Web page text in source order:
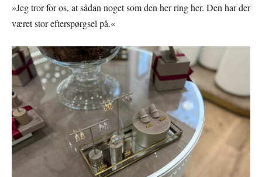
»Jeg tror for os, at sådan noget som den her ring her. Den har der
været stor efterspørgsel på.«